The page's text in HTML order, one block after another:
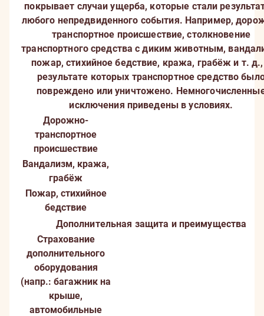
покрывает случаи ущерба, которые стали
любого непредвиденного события. Например,
транспортное происшествие, столкновение
транспортного средства с диким животным,
пожар, стихийное бедствие, кража, грабёж и т.
результате которых транспортное средство
повреждено или уничтожено.
исключения приведены в условиях.
Дорожно-
транспортное
происшествие
Вандализм, кража,
грабёж
Пожар, стихийное
бедствие
Дополнительная защита и преимущества
Страхование
дополнительного
оборудования
(напр.: багажник на
крышe,
автомобильные